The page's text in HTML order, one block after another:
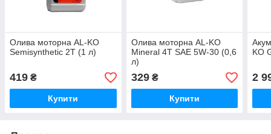
Олива моторна AL-KO
Semisynthetic 2Т (1 л)
419 ₴
Купити
Олива моторна AL-KO
Mineral 4Т SAE 5W-30 (0,6
л)
329₴
Купити
KO
2